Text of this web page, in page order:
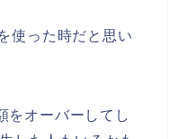
使った時だと思い
をオーバーしてし